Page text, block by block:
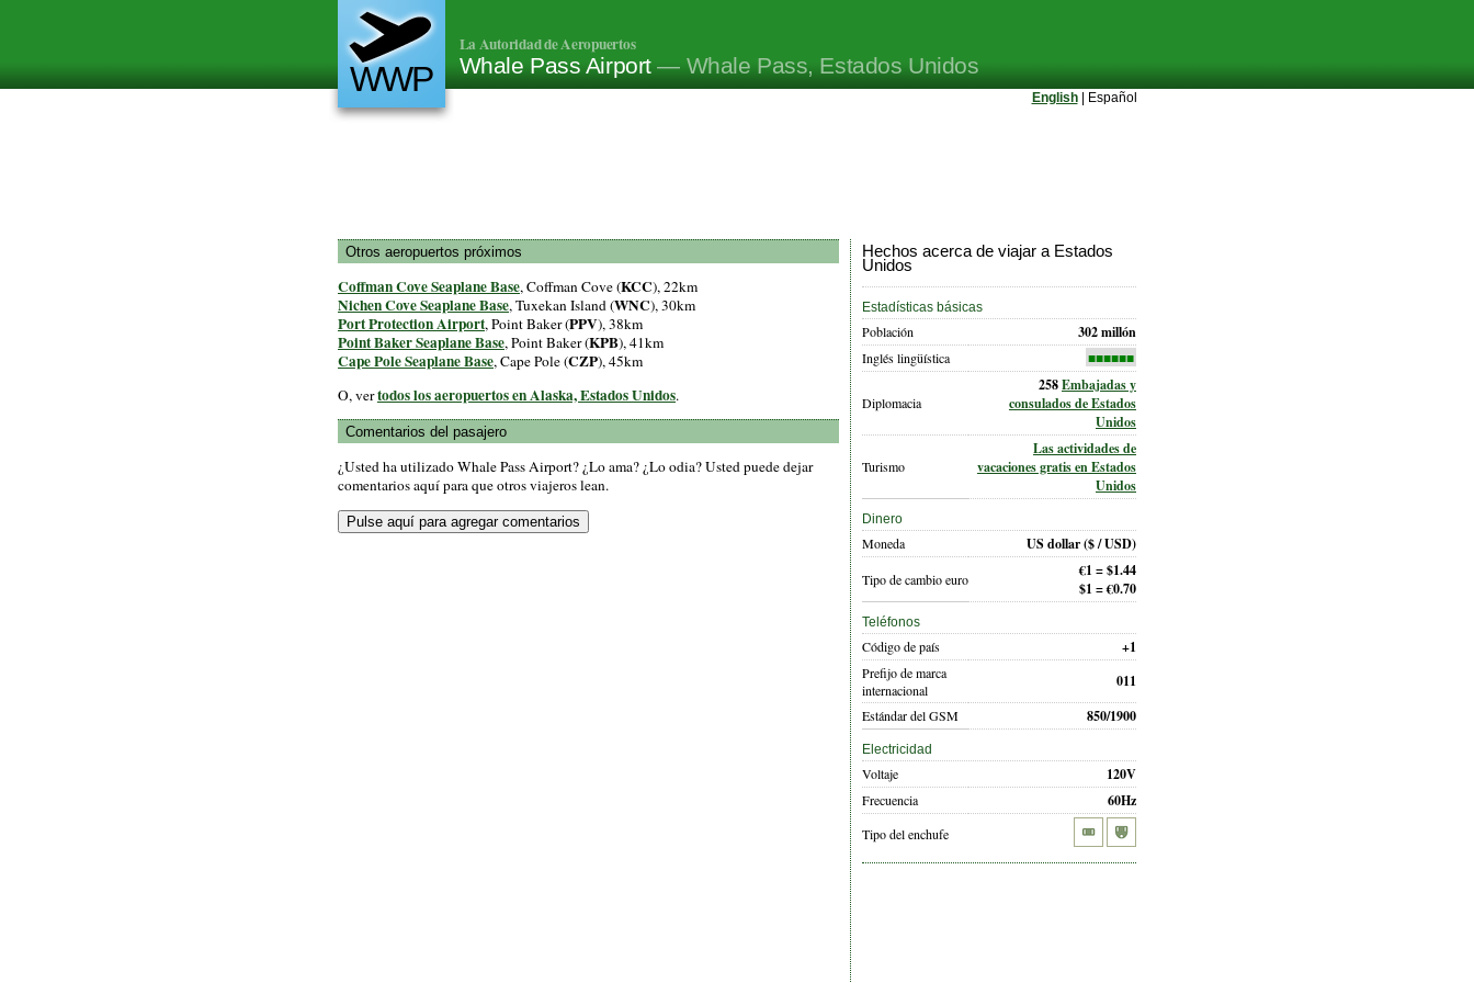
WWP
La Autoridad de Aeropuertos
Whale Pass Airport— Whale Pass, Estados Unidos
English| Español
Otros aeropuertos próximos
Coffman Cove Seaplane Base, Coffman Cove (KCC), 22km
Nichen Cove Seaplane Base, Tuxekan Island (WNC), 30km
Port Protection Airport, Point Baker (PPV), 38km
Point Baker Seaplane Base, Point Baker (KPB), 41km
Cape Pole Seaplane Base, Cape Pole (CZP), 45km
O, vertodos los aeropuertos en Alaska, Estados Unidos.
Comentarios del pasajero
¿Usted ha utilizado Whale Pass Airport? ¿Lo ama? ¿Lo odia? Usted puede dejar
comentarios aquí para que otros viajeros lean.
Hechos acerca de viajar a Estados
Unidos
Estadísticas básicas
Población 302 millón
Inglés lingüística ■■■■■■
Diplomacia
258Embajadas y
consulados de Estados
Unidos
Turismo
Las actividades de
vacaciones gratis en Estados
Unidos
Dinero
Moneda US dollar($ / USD)
Tipo de cambio euro
€1 = $1.44
$1 = €0.70
Teléfonos
Código de país +1
Prefijo de marca
internacional
011
Estándar del GSM 850/1900
Electricidad
Voltaje 120V
Frecuencia 60Hz
Tipo del enchufe